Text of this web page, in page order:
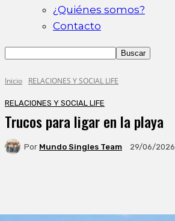
¿Quiénes somos?
Contacto
Inicio RELACIONES Y SOCIAL LIFE
RELACIONES Y SOCIAL LIFE
Trucos para ligar en la playa
Por Mundo Singles Team 29/06/2026